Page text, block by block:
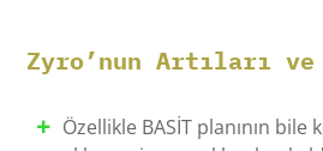
Zyro’nun Artıları
Özellikle BASİT planının bile